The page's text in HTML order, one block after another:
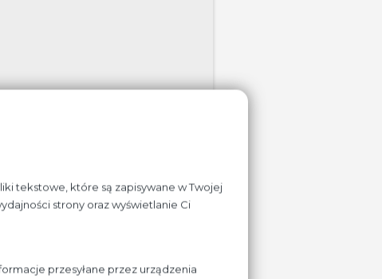
tekstowe, które są zapisywane w Twojej
strony oraz wyświetlanie Ci
przesyłane przez urządzenia
wydobyć ksylany
zarówno w kuchni
na brak działania